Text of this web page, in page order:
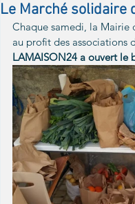
Le Marché solidaire
Chaque samedi, la Mairie
au profit des associations
LAMAISON24 a ouvert le